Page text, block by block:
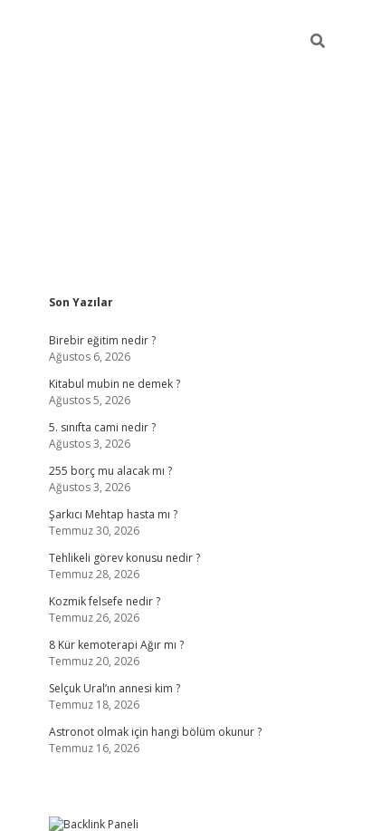
Sidebar
Son Yazılar
Birebir eğitim nedir ?
Ağustos 6, 2026
Kitabul mubin ne demek ?
Ağustos 5, 2026
5. sınıfta cami nedir ?
Ağustos 3, 2026
255 borç mu alacak mı ?
Ağustos 3, 2026
Şarkıcı Mehtap hasta mı ?
Temmuz 30, 2026
Tehlikeli görev konusu nedir ?
Temmuz 28, 2026
Kozmik felsefe nedir ?
Temmuz 26, 2026
8 Kür kemoterapi Ağır mı ?
Temmuz 20, 2026
Selçuk Ural’ın annesi kim ?
Temmuz 18, 2026
Astronot olmak için hangi bölüm okunur ?
Temmuz 16, 2026
betci.co/vd casino giriş